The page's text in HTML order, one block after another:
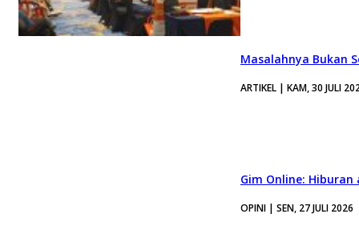
Masalahnya Bukan
ARTIKEL | KAM, 30 JULI
Gim Online:
OPINI | SEN, 27 JULI 2026